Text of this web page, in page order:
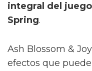
integral del
Spring.
Ash Blossom &
efectos que